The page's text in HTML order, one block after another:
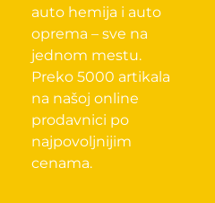
auto hemija i auto
oprema – sve na
jednom mestu.
Preko 5000 artikala
na našoj online
prodavnici po
najpovoljnijim
cenama.